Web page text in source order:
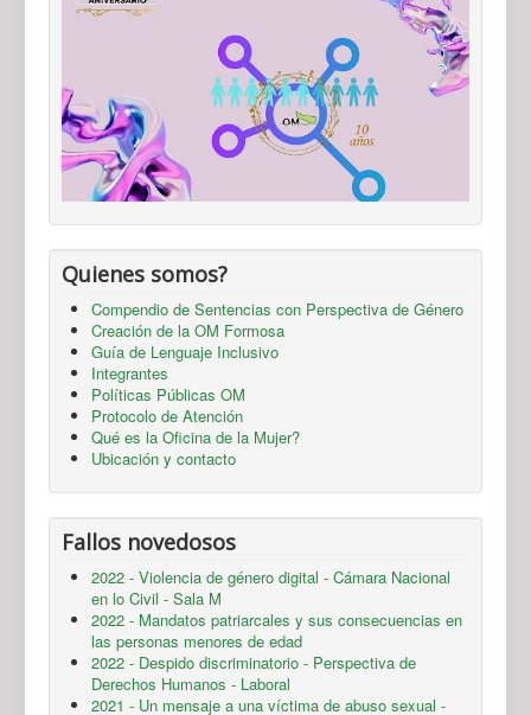
Quienes somos?
Compendio de Sentencias con Perspectiva de Género
Creación de la OM Formosa
Guía de Lenguaje Inclusivo
Integrantes
Políticas Públicas OM
Protocolo de Atención
Qué es la Oficina de la Mujer?
Ubicación y contacto
Fallos novedosos
2022 - Violencia de género digital - Cámara Nacional
en lo Civil - Sala M
2022 - Mandatos patriarcales y sus consecuencias en
las personas menores de edad
2022 - Despido discriminatorio - Perspectiva de
Derechos Humanos - Laboral
2021 - Un mensaje a una víctima de abuso sexual -